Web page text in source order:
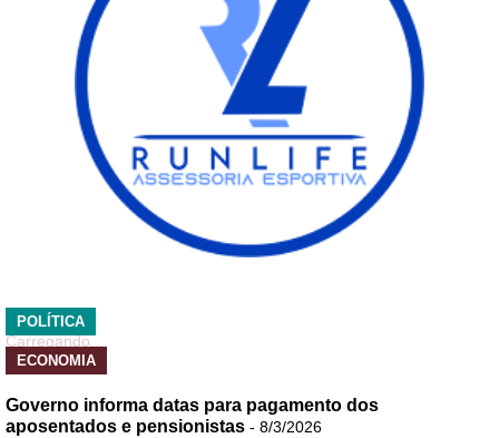
POLÍTICA
Carregando...
ECONOMIA
Governo informa datas para pagamento dos
aposentados e pensionistas - 8/3/2026